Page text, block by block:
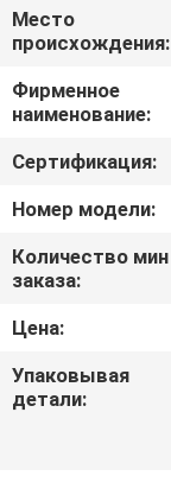
О
НАС
ФАБРИКИ
ПРОВЕРКА
КАЧЕСТВА
Место
происхождения:
Фирменное
наименование:
Сертификация:
Номер модели:
Количество мин
заказа:
Цена:
Упаковывая
детали: